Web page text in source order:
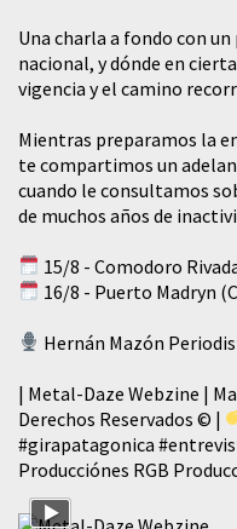
​Una charla a fondo con
nacional, y dónde en
vigencia y el camino
Mientras preparamos la
te compartimos un
cuando le consultamos
de muchos años de
15/8 - Comodoro
16/8 - Puerto Madryn
Hernán Mazón
| Metal-Daze Webzine |
Derechos Reservados © |
#girapatagonica
Producciónes RGB